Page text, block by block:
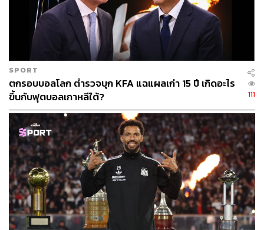
TAGS: Anthony Hudson Grimsby Town
กีฬาฟุตบอล
ฟุตบอลทีมชาติไทย
กองหน้า
ทีมชาติไทย
Jude Soonsup-Bell
325
ABOUT THE AUTHOR
THE STANDARD TEAM
กองบรรณาธิการ THE STANDARD
SPORT
ตกรอบบอลโลก ตำรวจบุก KFA แฉแผลเก่า 15 ปี เกิดอะไร
ขึ้นกับฟุตบอลเกาหลีใต้?
111